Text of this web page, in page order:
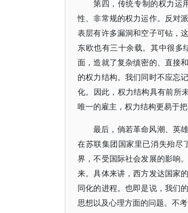
第四，传统专制的权力运
性、非常规的权力运作。反对
表层有许多漏洞和空子可钻，
东欧也有三十余载。其中很多
面，造就了复杂缜密的、直接
的权力结构。我们同时不应忘
化。因此，权力结构具有前所
唯一的雇主，权力结构更易于
最后，倘若革命风潮、英
在苏联集团国家里已消失殆尽
界，不受国际社会发展的影响
来。具体来讲，西方发达国家
同化的进程。也即是说，我们
思想以及心理方面的问题。不